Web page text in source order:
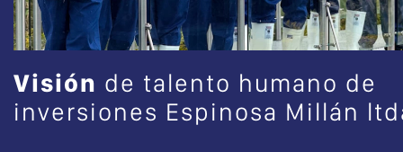
Visión de talento humano de
inversiones Espinosa Millán